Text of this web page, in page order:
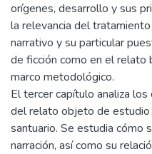
orígenes, desarrollo y sus
la relevancia del
narrativo y su particular
de ficción como en el
marco metodológico.
El tercer capítulo analiza
del relato objeto de
santuario. Se estudia cómo
narración, así como su